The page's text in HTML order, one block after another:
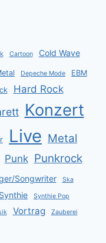
Cartoon Cold Wave
Depeche Mode
EBM
Hard Rock
Konzert
Live Metal
Punk Punkrock
Songwriter Ska
Synthie Synthie Pop
Vortrag Zauberei